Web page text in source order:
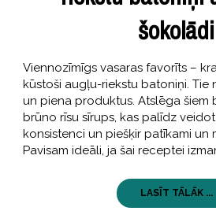
šokolādi
Viennozīmīgs vasaras favorīts –
kūstoši augļu-riekstu batoniņi. Tie
un piena produktus. Atslēga šiem
brūno rīsu sīrups, kas palīdz
konsistenci un piešķir patīkami un
Pavisam ideāli, ja šai receptei
LASĪT TĀLĀK ...